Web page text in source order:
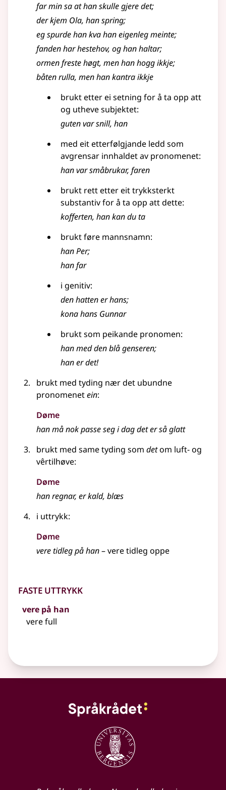
far min sa at han skulle gjere det;
der kjem Ola, han spring;
eg spurde han kva han eigenleg meinte;
fanden har hestehov, og han haltar;
ormen freste høgt, men han hogg ikkje;
båten rulla, men han kantra ikkje
brukt etter ei setning for å ta opp att
og utheve subjektet:
guten var snill, han
med eit etterfølgjande ledd som
avgrensar innhaldet av pronomenet:
han var småbrukar, faren
brukt rett etter eit trykksterkt
substantivfor å ta opp att dette:
kofferten, han kan du ta
brukt føre mannsnamn:
han Per;
han far
i genitiv:
den hatten er hans;
kona hans Gunnar
brukt som peikande pronomen:
han med den blå genseren;
han er det!
brukt med tyding nær det ubundne
pronomenetein:
Døme
han må nok passe seg i dag det er så glatt
brukt med sametyding som detom luft- og
vêrtilhøve:
Døme
han regnar, er kald, blæs
i uttrykk:
Døme
vere tidleg på han–vere tidleg oppe
Faste uttrykk
vere på han
vere full